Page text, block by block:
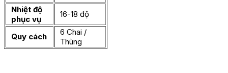
Nhiệt độ
phục vụ
16-18 độ
Quy cách
6 Chai /
Thùng